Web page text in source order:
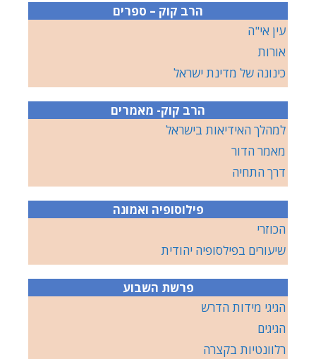
הרב קוק – ספרים
עין אי"ה
אורות
כינונה של מדינת ישראל
הרב קוק- מאמרים
למהלך האידיאות בישראל
מאמר הדור
דרך התחיה
פילוסופיה ואמונה
הכוזרי
שיעורים בפילסופיה יהודית
פרשת השבוע
הגיגי מידות הדרש
הגיגים
רלוונטיות בקצרה